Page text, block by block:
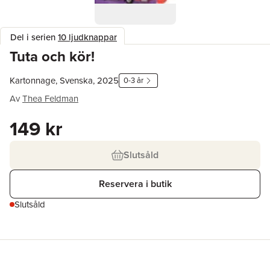
Del i serien10 ljudknappar
Tuta och kör!
Kartonnage, Svenska, 2025 0-3 år
AvThea Feldman
149 kr
Slutsåld
Reservera i butik
Slutsåld